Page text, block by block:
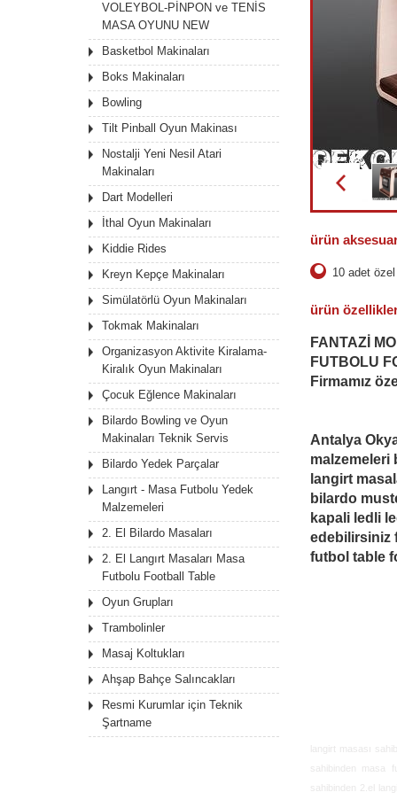
VOLEYBOL-PİNPON ve TENİS
MASA OYUNU NEW
Basketbol Makinaları
Boks Makinaları
Bowling
Tilt Pinball Oyun Makinası
Nostalji Yeni Nesil Atari
Makinaları
Dart Modelleri
İthal Oyun Makinaları
Kiddie Rides
Kreyn Kepçe Makinaları
Simülatörlü Oyun Makinaları
Tokmak Makinaları
Organizasyon Aktivite Kiralama-
Kiralık Oyun Makinaları
Çocuk Eğlence Makinaları
Bilardo Bowling ve Oyun
Makinaları Teknik Servis
Bilardo Yedek Parçalar
Langırt - Masa Futbolu Yedek
Malzemeleri
2. El Bilardo Masaları
2. El Langırt Masaları Masa
Futbolu Football Table
Oyun Grupları
Trambolinler
Masaj Koltukları
Ahşap Bahçe Salıncakları
Resmi Kurumlar için Teknik
Şartname
ürün
10 adet
ürün
FANTAZİ
FUTBOLU
Firmamız
Antalya
malzemeleri
langirt
bilardo
kapali ledli
edebilirsiniz
futbol table
langirt masası
sahibinden masa
sahibinden 2.el